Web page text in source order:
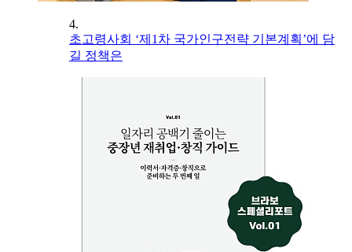
4.
초고령사회 ‘제1차 국가인구전략 기본계획’에 담
길 정책은